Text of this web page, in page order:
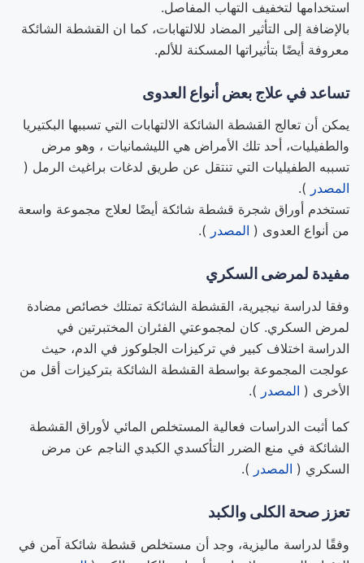
استخدامها لتخفيف التهاب المفاصل.
بالإضافة إلى التأثير المضاد للالتهابات، كما ان القشطة الشائكة
معروفة أيضًا بتأثيراتها المسكنة للألم.
تساعد في علاج بعض أنواع العدوى
يمكن أن تعالج القشطة الشائكة الالتهابات التي تسببها البكتيريا
والطفيليات، أحد تلك الأمراض هي الليشمانيات ، وهو مرض
تسببه الطفيليات التي تنتقل عن طريق لدغات براغيث الرمل (
المصدر ).
تستخدم أوراق شجرة قشطة شائكة أيضًا لعلاج مجموعة واسعة
من أنواع العدوى ( المصدر ).
مفيدة لمرضى السكري
وفقا لدراسة نيجيرية، القشطة الشائكة تمتلك خصائص مضادة
لمرض السكري. كان لمجموعتي الفئران المختبرتين في
الدراسة اختلاف كبير في تركيزات الجلوكوز في الدم، حيث
عولجت المجموعة بواسطة القشطة الشائكة بتركيزات أقل من
الأخرى ( المصدر ).
كما أثبت الدراسات فعالية المستخلص المائي لأوراق القشطة
الشائكة في منع الضرر التأكسدي الكبدي الناجم عن مرض
السكري ( المصدر ).
تعزز صحة الكلى والكبد
وفقًا لدراسة ماليزية، وجد أن مستخلص قشطة شائكة آمن في